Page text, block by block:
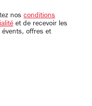
nos conditions
et de recevoir les
évents, offres et